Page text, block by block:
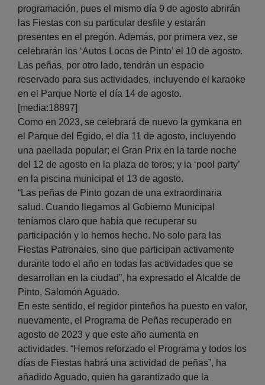
programación, pues el mismo día 9 de agosto abrirán
las Fiestas con su particular desfile y estarán
presentes en el pregón. Además, por primera vez, se
celebrarán los ‘Autos Locos de Pinto’ el 10 de agosto.
Las peñas, por otro lado, tendrán un espacio
reservado para sus actividades, incluyendo el karaoke
en el Parque Norte el día 14 de agosto.
[media:18897]
Como en 2023, se celebrará de nuevo la gymkana en
el Parque del Egido, el día 11 de agosto, incluyendo
una paellada popular; el Gran Prix en la tarde noche
del 12 de agosto en la plaza de toros; y la ‘pool party’
en la piscina municipal el 13 de agosto.
“Las peñas de Pinto gozan de una extraordinaria
salud. Cuando llegamos al Gobierno Municipal
teníamos claro que había que recuperar su
participación y lo hemos hecho. No solo para las
Fiestas Patronales, sino que participan activamente
durante todo el año en todas las actividades que se
desarrollan en la ciudad”, ha expresado el Alcalde de
Pinto, Salomón Aguado.
En este sentido, el regidor pinteños ha puesto en valor,
nuevamente, el Programa de Peñas recuperado en
agosto de 2023 y que este año aumenta en
actividades. “Hemos reforzado el Programa y todos los
días de Fiestas habrá una actividad de peñas”, ha
añadido Aguado, quien ha garantizado que la